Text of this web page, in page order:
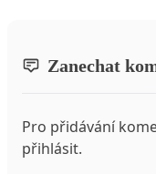
Zanechat
Pro přidávání
přihlásit.